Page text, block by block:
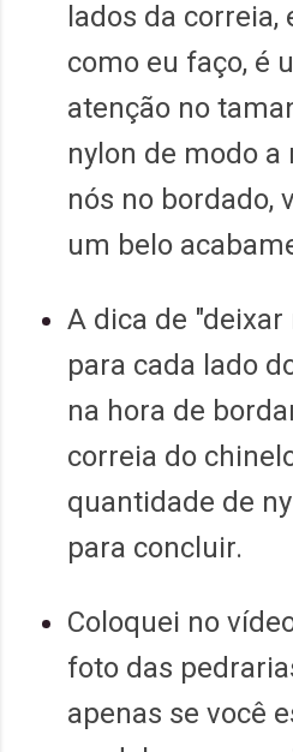
lados da
como eu faço, é
atenção no
nylon de modo
nós no bordado,
um belo
A dica de
para cada lado
na hora de
correia do
quantidade de
para concluir.
Coloquei no
foto das
apenas se você